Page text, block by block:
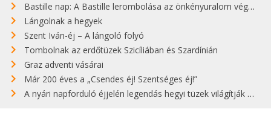
Bastille nap: A Bastille lerombolása az önkényuralom végét jelentette
Lángolnak a hegyek
Szent Iván-éj – A lángoló folyó
Tombolnak az erdőtüzek Szicíliában és Szardínián
Graz adventi vásárai
Már 200 éves a „Csendes éj! Szentséges éj!”
A nyári napforduló éjjelén legendás hegyi tüzek világítják meg Zugspitzét